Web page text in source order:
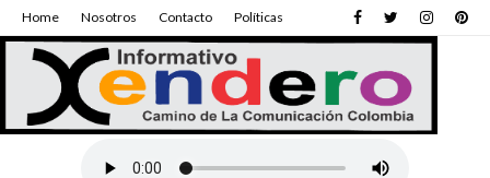
Home Nosotros Contacto Políticas